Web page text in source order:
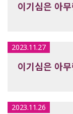
이기심은 아
2023.11.27
이기심은 아
2023.11.26